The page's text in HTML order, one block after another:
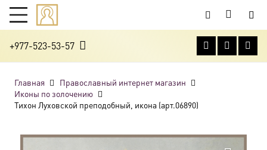
+977-523-53-57
Главная
Православный интернет магазин
Иконы по золочению
Тихон Луховской преподобный, икона (арт.06890)